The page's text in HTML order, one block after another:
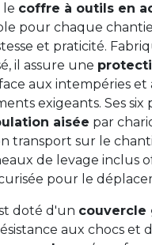
le coffre à outils en
pour chaque
et praticité.
il assure une
aux intempéries et
exigeants. Ses
aisée par
transport sur le
de levage inclus
pour le
doté d'un couvercle
aux chocs et